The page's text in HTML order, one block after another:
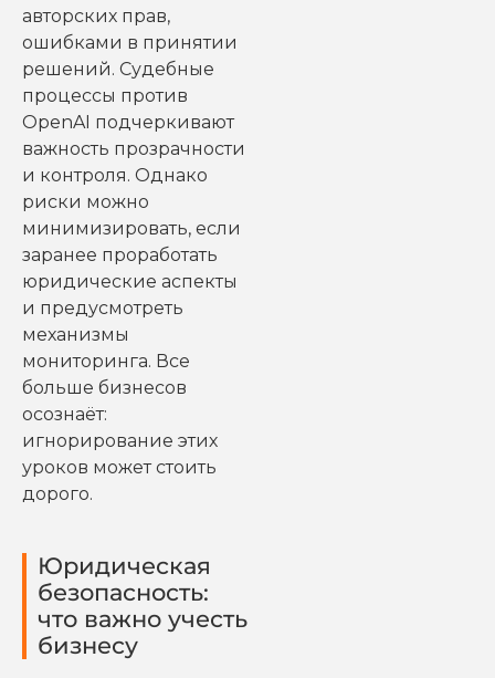
авторских прав,
ошибками в принятии
решений. Судебные
процессы против
OpenAI подчеркивают
важность прозрачности
и контроля. Однако
риски можно
минимизировать, если
заранее проработать
юридические аспекты
и предусмотреть
механизмы
мониторинга. Все
больше бизнесов
осознаёт:
игнорирование этих
уроков может стоить
дорого.
Юридическая
безопасность:
что важно учесть
бизнесу